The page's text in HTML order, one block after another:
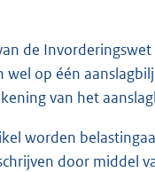
de
wel op één
van het
worden
door middel